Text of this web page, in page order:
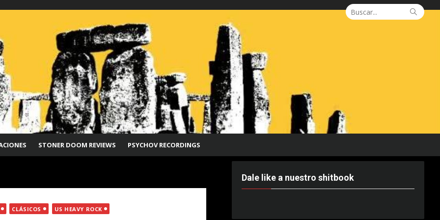
Buscar:
STONER DOOM REVIEWS PSYCHOV RECORDINGS
CLÁSICOS US HEAVY ROCK
Dale like a nuestro shitbook